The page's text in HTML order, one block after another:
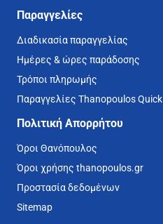
Παραγγελίες
Διαδικασία παραγγελίας
Ημέρες & ώρες παράδοσης
Τρόποι πληρωμής
Παραγγελίες Thanopoulos Quick
Πολιτική Απορρήτου
Όροι Θανόπουλος
Όροι χρήσης thanopoulos.gr
Προστασία δεδομένων
Sitemap